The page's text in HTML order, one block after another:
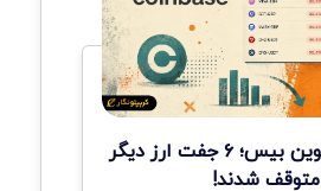
حذف ارز از کوین بیس؛ ۶ جفت ارز دیگر
متوقف شدند!